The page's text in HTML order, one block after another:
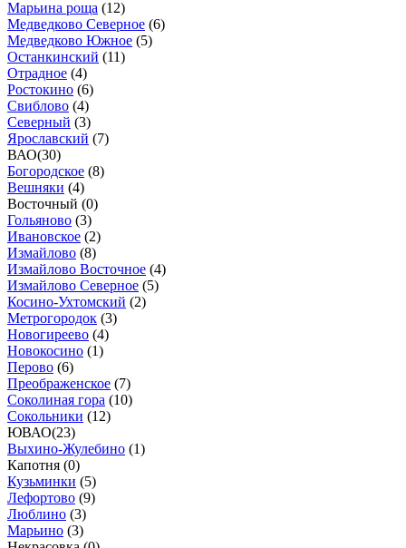
Марьина роща (12)
Медведково Северное (6)
Медведково Южное (5)
Останкинский (11)
Отрадное (4)
Ростокино (6)
Свиблово (4)
Северный (3)
Ярославский (7)
ВАО(30)
Богородское (8)
Вешняки (4)
Восточный (0)
Гольяново (3)
Ивановское (2)
Измайлово (8)
Измайлово Восточное (4)
Измайлово Северное (5)
Косино-Ухтомский (2)
Метрогородок (3)
Новогиреево (4)
Новокосино (1)
Перово (6)
Преображенское (7)
Соколиная гора (10)
Сокольники (12)
ЮВАО(23)
Выхино-Жулебино (1)
Капотня (0)
Кузьминки (5)
Лефортово (9)
Люблино (3)
Марьино (3)